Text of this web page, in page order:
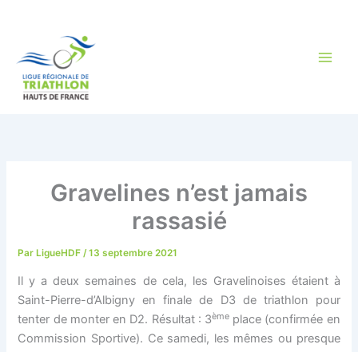
Gravelines n’est jamais
rassasié
ParLigueHDF /13 septembre 2021
Il y a deux semaines de cela, les Gravelinoises étaient à
Saint-Pierre-d’Albigny en finale de D3 de triathlon pour
tenter de monter en D2. Résultat : 3èmeplace (confirmée en
Commission Sportive). Ce samedi, les mêmes ou presque